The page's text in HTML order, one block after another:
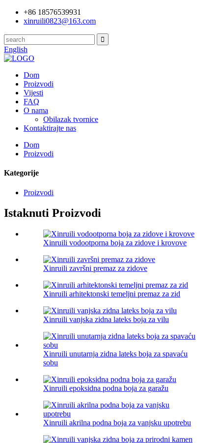
+86 18576539931
xinruili0823@163.com
English
Dom
Proizvodi
Vijesti
FAQ
O nama
Obilazak tvornice
Kontaktirajte nas
Dom
Proizvodi
Kategorije
Proizvodi
Istaknuti Proizvodi
Xinruili vodootporna boja za zidove i krovove
Xinruili završni premaz za zidove
Xinruili arhitektonski temeljni premaz za zid
Xinruili vanjska zidna lateks boja za vilu
Xinruili unutarnja zidna lateks boja za spavaću
sobu
Xinruili epoksidna podna boja za garažu
Xinruili akrilna podna boja za vanjsku upotrebu